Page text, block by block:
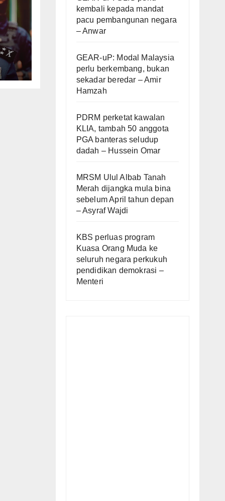
kembali kepada mandat
pacu pembangunan negara
– Anwar
GEAR-uP: Modal Malaysia
perlu berkembang, bukan
sekadar beredar – Amir
Hamzah
PDRM perketat kawalan
KLIA, tambah 50 anggota
PGA banteras seludup
dadah – Hussein Omar
MRSM Ulul Albab Tanah
Merah dijangka mula bina
sebelum April tahun depan
– Asyraf Wajdi
KBS perluas program
Kuasa Orang Muda ke
seluruh negara perkukuh
pendidikan demokrasi –
Menteri